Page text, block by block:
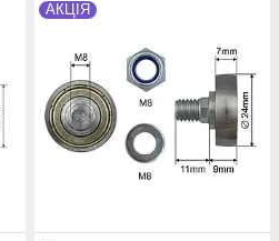
АКЦІЯ